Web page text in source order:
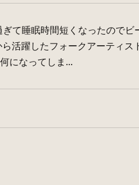
て睡眠時間短くなったので
活躍したフォークアーティ
になってしま...